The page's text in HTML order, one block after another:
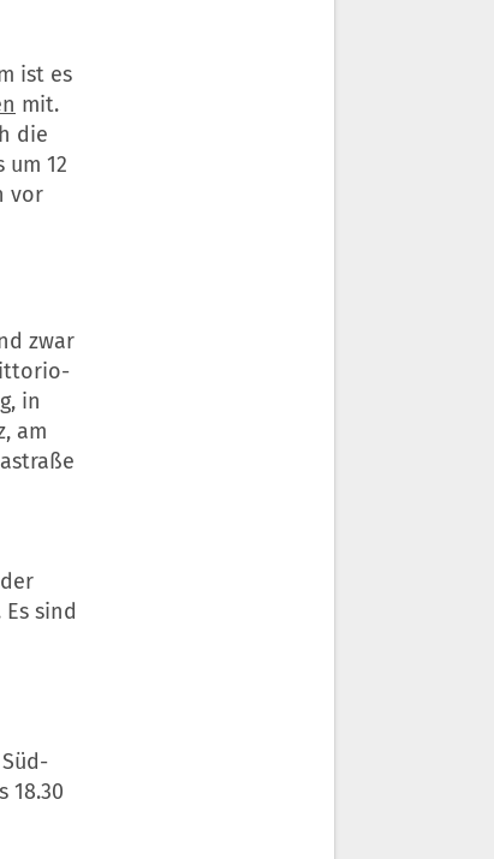
ist es
mit.
die
12
vor
zwar
in
am
sind
18.30